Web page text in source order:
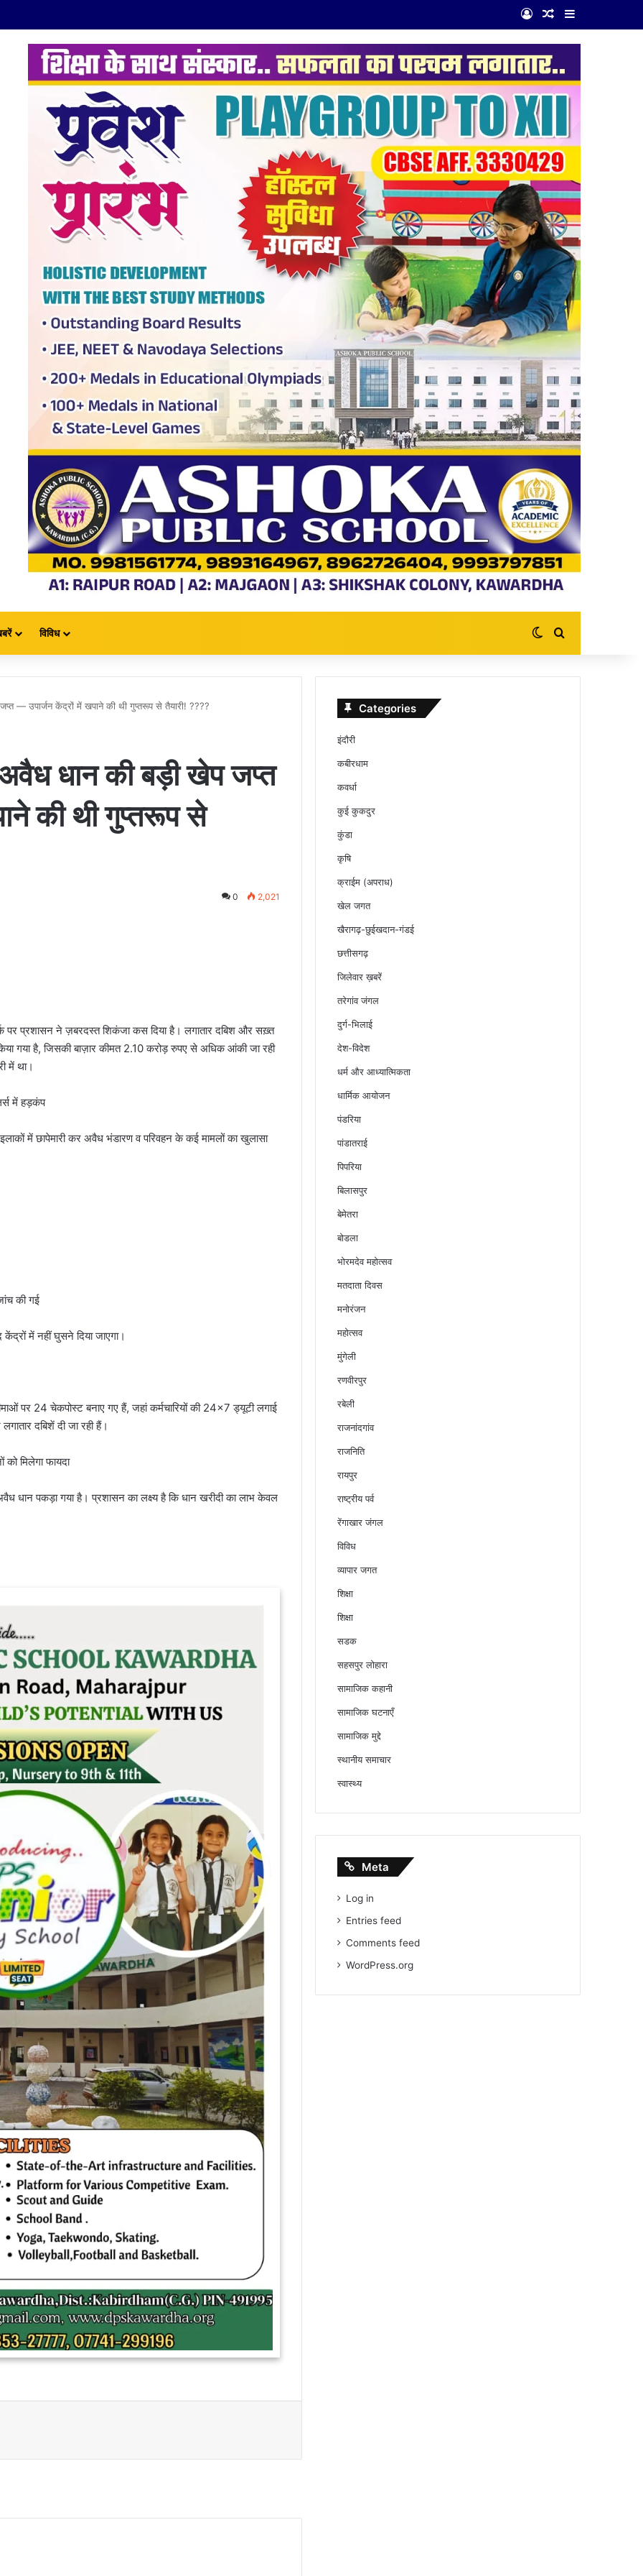
Log InRandom Article
Sidebar
विविध Switch skin
Search for
— उपार्जन केंद्रों में खपाने की थी गुप्तरूप से तैयारी! ????
धान की बड़ी खेप जप्त
की थी गुप्तरूप से
0 2,021
पर प्रशासन ने ज़बरदस्त शिकंजा कस दिया है। लगातार दबिश और सख़्त
गया है, जिसकी बाज़ार कीमत 2.10 करोड़ रुपए से अधिक आंकी जा रही
में था।
में हड़कंप
में छापेमारी कर अवैध भंडारण व परिवहन के कई मामलों का खुलासा
की गई
में नहीं घुसने दिया जाएगा।
पर 24 चेकपोस्ट बनाए गए हैं, जहां कर्मचारियों की 24×7 ड्यूटी लगाई
दबिशें दी जा रही हैं।
मिलेगा फायदा
पकड़ा गया है। प्रशासन का लक्ष्य है कि धान खरीदी का लाभ केवल
Categories
इंदौरी
कबीरधाम
कवर्धा
कुई कुकदुर
कुंडा
कृषि
क्राईम (अपराध)
खेल जगत
खैरागढ़-छुईखदान-गंडई
छत्तीसगढ़
जिलेवार ख़बरें
तरेगांव जंगल
दुर्ग-भिलाई
देश-विदेश
धर्म और आध्यात्मिकता
धार्मिक आयोजन
पंडरिया
पांडातराई
पिपरिया
बिलासपुर
बेमेतरा
बोडला
भोरमदेव महोत्सव
मतदाता दिवस
मनोरंजन
महोत्सव
मुंगेली
रणवीरपुर
रबेली
राजनांदगांव
राजनिति
रायपुर
राष्ट्रीय पर्व
रेंगाखार जंगल
विविध
व्यापार जगत
शिक्षा
शिक्षा
सडक
सहसपुर लोहारा
सामाजिक कहानी
सामाजिक घटनाएँ
सामाजिक मुद्दे
स्थानीय समाचार
स्वास्थ्य
Meta
Log in
Entries feed
Comments feed
WordPress.org